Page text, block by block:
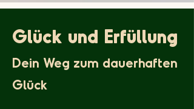
Glück und Erfüllung
Dein Weg zum dauerhaften
Glück